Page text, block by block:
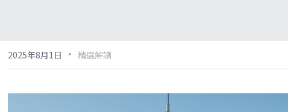
2025年8月1日 · 精選解讀